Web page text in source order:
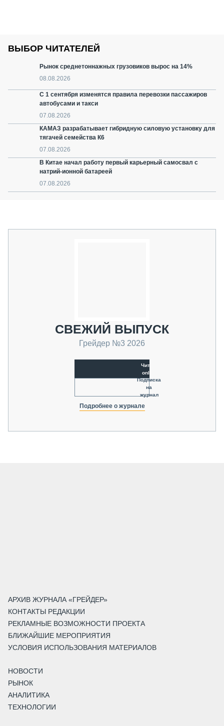
ВЫБОР ЧИТАТЕЛЕЙ
Рынок среднетоннажных грузовиков вырос на 14%
08.08.2026
С 1 сентября изменятся правила перевозки пассажиров
автобусами и такси
07.08.2026
КАМАЗ разрабатывает гибридную силовую установку для
тягачей семейства К6
07.08.2026
В Китае начал работу первый карьерный самосвал с
натрий-ионной батареей
07.08.2026
СВЕЖИЙ ВЫПУСК
Грейдер №3 2026
Читать
online
Подписка
на
журнал
Подробнее о журнале
АРХИВ ЖУРНАЛА «ГРЕЙДЕР»
КОНТАКТЫ РЕДАКЦИИ
РЕКЛАМНЫЕ ВОЗМОЖНОСТИ ПРОЕКТА
БЛИЖАЙШИЕ МЕРОПРИЯТИЯ
УСЛОВИЯ ИСПОЛЬЗОВАНИЯ МАТЕРИАЛОВ
НОВОСТИ
РЫНОК
АНАЛИТИКА
ТЕХНОЛОГИИ